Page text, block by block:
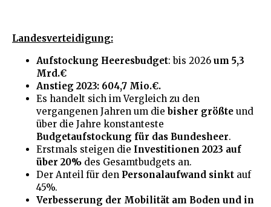
Landesverteidigung:
Aufstockung Heeresbudget: bis 2026 um 5,3
Mrd.€
Anstieg 2023: 604,7 Mio.€.
Es handelt sich im Vergleich zu den
vergangenen Jahren um die bisher größte und
über die Jahre konstanteste
Budgetaufstockung für das Bundesheer.
Erstmals steigen die Investitionen 2023 auf
über 20% des Gesamtbudgets an.
Der Anteil für den Personalaufwand sinkt auf
45%.
Verbesserung der Mobilität am Boden und in